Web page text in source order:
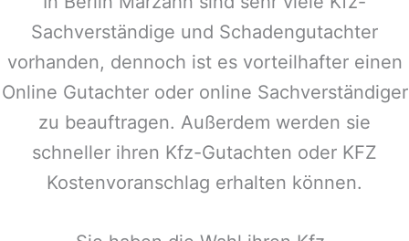
Sachverständige und Schadengutachter
vorhanden, dennoch ist es vorteilhafter einen
Online Gutachter oder online Sachverständiger
zu beauftragen. Außerdem werden sie
schneller ihren Kfz-Gutachten oder KFZ
Kostenvoranschlag erhalten können.